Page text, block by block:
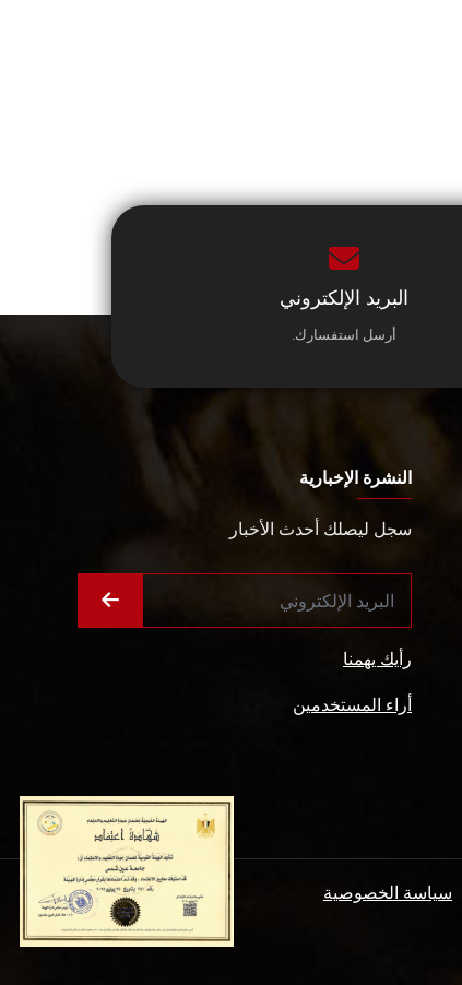
البريد الإلكتروني
أرسل استفسارك.
النشرة الإخبارية
سجل ليصلك أحدث الأخبار
رأيك يهمنا
أراء المستخدمين
سياسة الخصوصية